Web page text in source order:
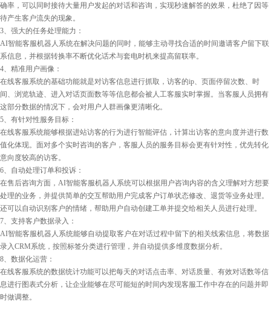
确率，可以同时接待大量用户发起的对话和咨询，实现秒速解答的效果，杜绝了因等
待产生客户流失的现象。
3、强大的任务处理能力：
AI智能客服机器人系统在解决问题的同时，能够主动寻找合适的时间邀请客户留下联
系信息，并根据转换率不断优化话术与套电时机来提高留联率。
4、精准用户画像：
在线客服系统的基础功能就是对访客信息进行抓取，访客的ip、页面停留次数、时
间、浏览轨迹、进入对话页面数等等信息都会被人工客服实时掌握。当客服人员拥有
这部分数据的情况下，会对用户人群画像更清晰化。
5、有针对性服务目标：
在线客服系统能够根据进站访客的行为进行智能评估，计算出访客的意向度并进行数
值化体现。面对多个实时咨询的客户，客服人员的服务目标会更有针对性，优先转化
意向度较高的访客。
6、自动处理订单和投诉：
在售后咨询方面，AI智能客服机器人系统可以根据用户咨询内容的含义理解对方想要
处理的业务，并提供简单的交互帮助用户完成客户订单状态修改、退货等业务处理。
还可以自动识别客户的情绪，帮助用户自动创建工单并提交给相关人员进行处理。
7、支持客户数据录入：
AI智能客服机器人系统能够自动提取客户在对话过程中留下的相关线索信息，将数据
录入CRM系统，按照标签分类进行管理，并自动提供多维度数据分析。
8、数据化运营：
在线客服系统的数据统计功能可以把每天的对话点击率、对话质量、有效对话数等信
息进行图表式分析，让企业能够在尽可能短的时间内发现客服工作中存在的问题并即
时做调整。